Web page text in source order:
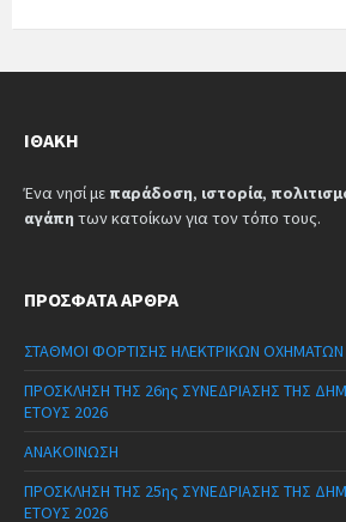
ΙΘΆΚΗ
Ένα νησί με παράδοση, ιστορία,
αγάπη των κατοίκων για τον τόπο τους.
ΠΡΌΣΦΑΤΑ ΆΡΘΡΑ
ΣΤΑΘΜΟΙ ΦΟΡΤΙΣΗΣ ΗΛΕΚΤΡΙΚΩΝ ΟΧΗΜΑΤΩΝ
ΠΡΟΣΚΛΗΣΗ ΤΗΣ 26ης ΣΥΝΕΔΡΙΑΣΗΣ ΤΗΣ
ΕΤΟΥΣ 2026
ΑΝΑΚΟΙΝΩΣΗ
ΠΡΟΣΚΛΗΣΗ ΤΗΣ 25ης ΣΥΝΕΔΡΙΑΣΗΣ ΤΗΣ
ΕΤΟΥΣ 2026